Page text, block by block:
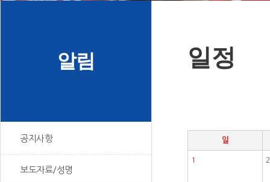
알림
공지사항
보도자료/성명
일정
일
1 2